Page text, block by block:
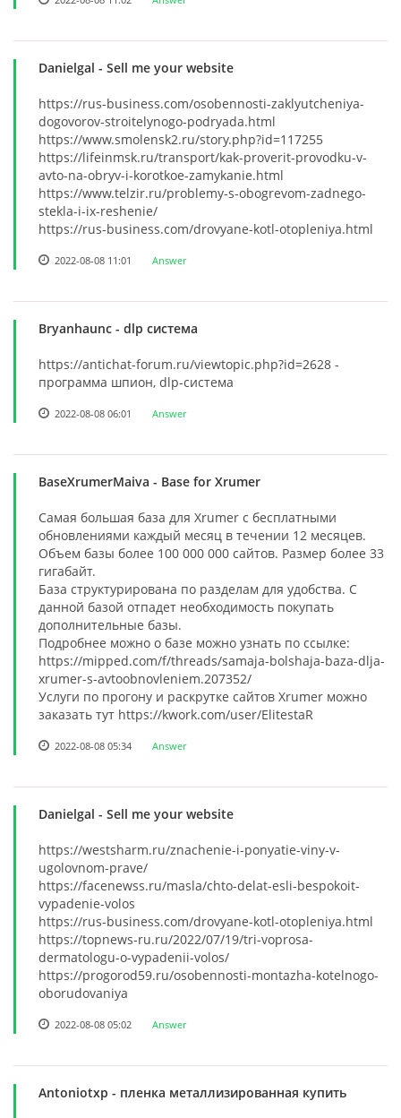
Danielgal - Sell me your website
https://rus-business.com/osobennosti-zaklyutcheniya-
dogovorov-stroitelynogo-podryada.html
https://www.smolensk2.ru/story.php?id=117255
https://lifeinmsk.ru/transport/kak-proverit-provodku-v-
avto-na-obryv-i-korotkoe-zamykanie.html
https://www.telzir.ru/problemy-s-obogrevom-zadnego-
stekla-i-ix-reshenie/
https://rus-business.com/drovyane-kotl-otopleniya.html
2022-08-08 11:01 Answer
Bryanhaunc - dlp система
https://antichat-forum.ru/viewtopic.php?id=2628 -
программа шпион, dlp-система
2022-08-08 06:01 Answer
BaseXrumerMaiva - Base for Xrumer
Самая большая база для Xrumer с бесплатными
обновлениями каждый месяц в течении 12 месяцев.
Объем базы более 100 000 000 сайтов. Размер более 33
гигабайт.
База структурирована по разделам для удобства. С
данной базой отпадет необходимость покупать
дополнительные базы.
Подробнее можно о базе можно узнать по ссылке:
https://mipped.com/f/threads/samaja-bolshaja-baza-dlja-
xrumer-s-avtoobnovleniem.207352/
Услуги по прогону и раскрутке сайтов Xrumer можно
заказать тут https://kwork.com/user/ElitestaR
2022-08-08 05:34 Answer
Danielgal - Sell me your website
https://westsharm.ru/znachenie-i-ponyatie-viny-v-
ugolovnom-prave/
https://facenewss.ru/masla/chto-delat-esli-bespokoit-
vypadenie-volos
https://rus-business.com/drovyane-kotl-otopleniya.html
https://topnews-ru.ru/2022/07/19/tri-voprosa-
dermatologu-o-vypadenii-volos/
https://progorod59.ru/osobennosti-montazha-kotelnogo-
oborudovaniya
2022-08-08 05:02 Answer
Antoniotxp - пленка металлизированная купить